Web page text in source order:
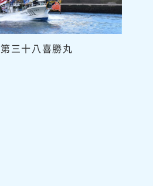
第三十八喜勝丸